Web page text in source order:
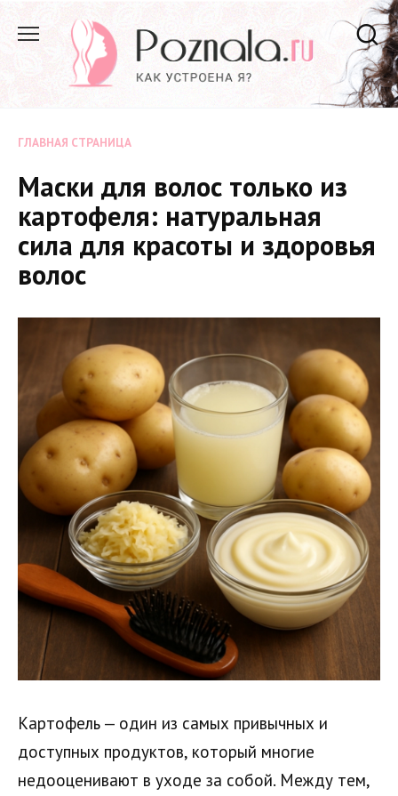
содержанию
ГЛАВНАЯ СТРАНИЦА
Маски для волос только из
картофеля: натуральная
сила для красоты и здоровья
волос
Картофель — один из самых привычных и
доступных продуктов, который многие
недооценивают в уходе за собой. Между тем,